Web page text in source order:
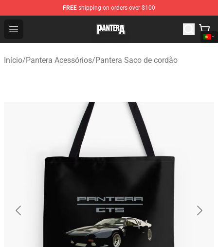
FREE shipping on orders over $100
Open menu
Pantera Store - Official Pantera Merchandise Shop
Início/Pantera Acessórios/Pantera Saco de cordão